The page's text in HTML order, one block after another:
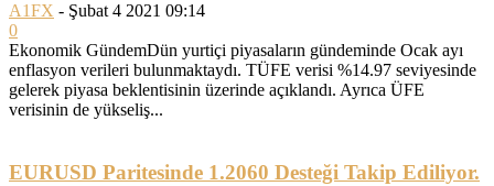
A1FX - Şubat 4 2021 09:14
0
Ekonomik GündemDün yurtiçi piyasaların gündeminde Ocak ayı
enflasyon verileri bulunmaktaydı. TÜFE verisi %14.97 seviyesinde
gelerek piyasa beklentisinin üzerinde açıklandı. Ayrıca ÜFE
verisinin de yükseliş...
EURUSD Paritesinde 1.2060 Desteği Takip Ediliyor.